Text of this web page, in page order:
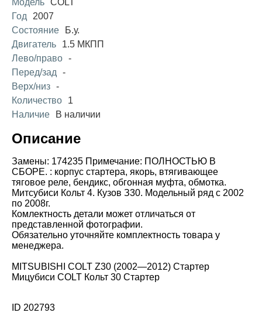
Год
2007
Состояние
Б.у.
Двигатель
1.5 МКПП
Лево/право -
Перед/зад
-
Верх/низ -
Количество
1
Наличие
В наличии
Описание
Замены: 174235 Примечание: ПОЛНОСТЬЮ В
СБОРЕ. : корпус стартера, якорь, втягивающее
тяговое реле, бендикс, обгонная муфта, обмотка.
Митсубиси Кольт 4. Кузов З30. Модельный ряд с 2002
по 2008г.
Комлектность детали может отличаться от
представленной фотографии.
Обязательно уточняйте комплектность товара у
менеджера.
MITSUBISHI COLT Z30 (2002—2012) Стартер
Мицубиси COLT Кольт 30 Стартер
ID 202793